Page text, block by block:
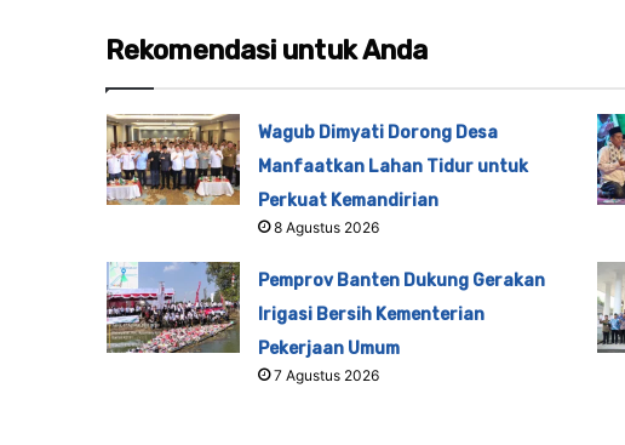
Rekomendasi untuk Anda
Wagub Dimyati Dorong Desa
Manfaatkan Lahan Tidur untuk
Perkuat Kemandirian
8 Agustus 2026
Pemprov Banten Dukung Gerakan
Irigasi Bersih Kementerian
Pekerjaan Umum
7 Agustus 2026